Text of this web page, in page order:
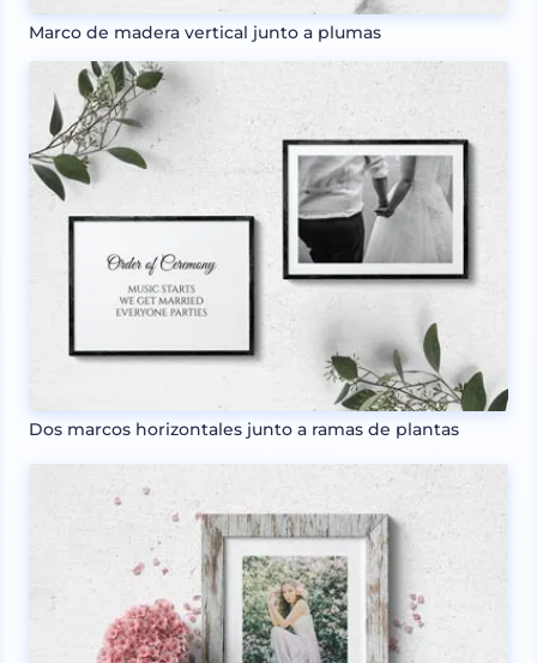
Marco de madera vertical junto a plumas
Dos marcos horizontales junto a ramas de plantas